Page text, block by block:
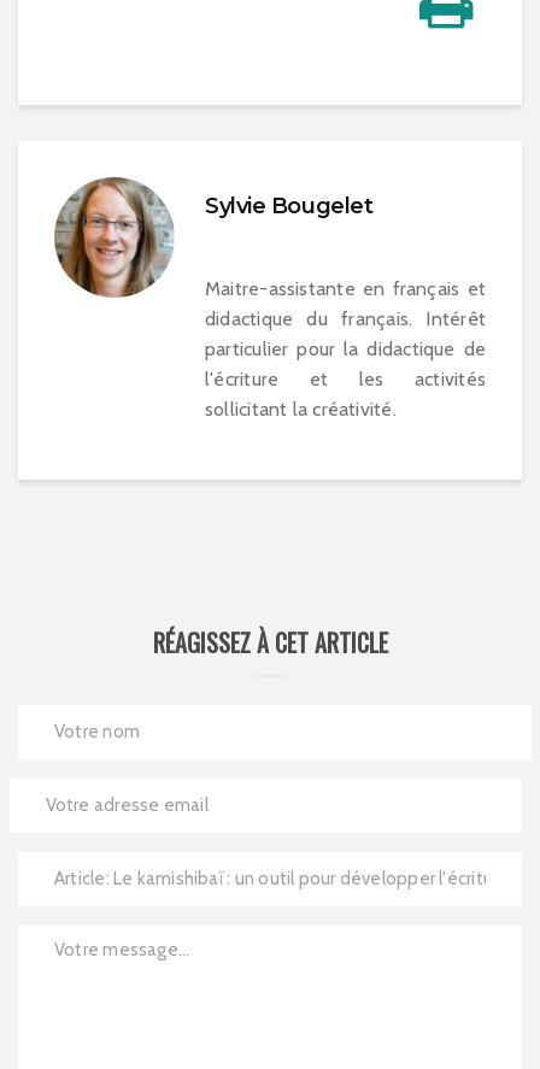
Sylvie Bougelet
Maitre-assistante en français et
didactique du français. Intérêt
particulier pour la didactique de
l'écriture et les activités
sollicitant la créativité.
RÉAGISSEZ À CET ARTICLE